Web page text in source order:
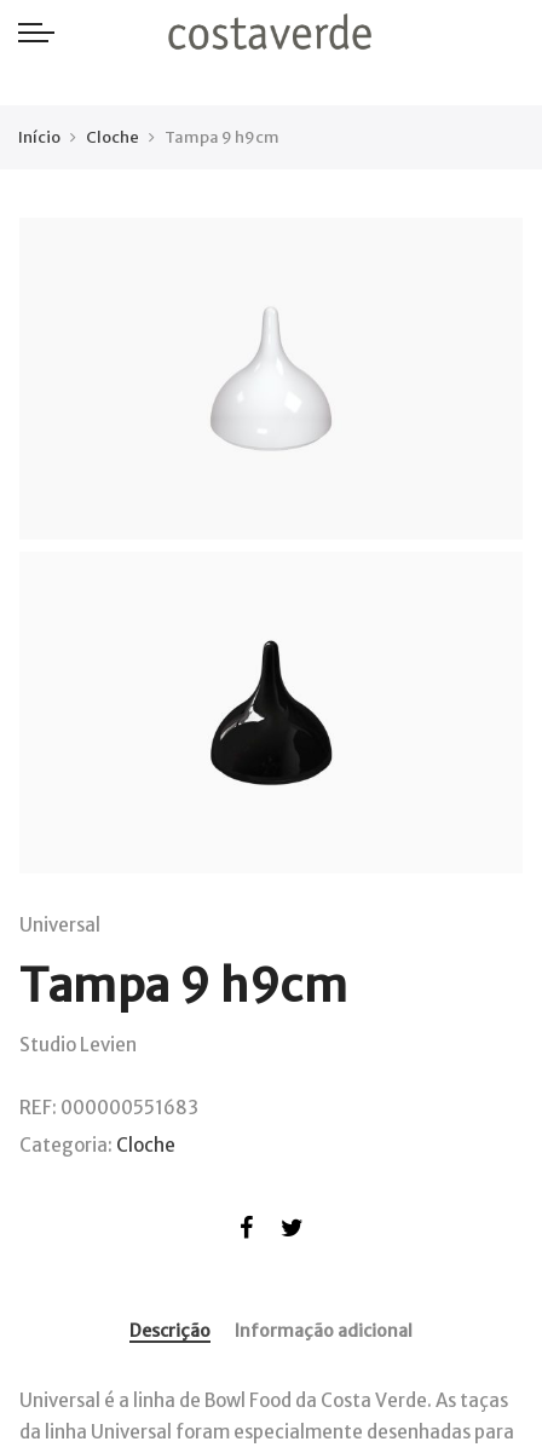
Início Cloche Tampa 9 h9cm
Universal
Tampa 9 h9cm
Studio Levien
REF: 000000551683
Categoria: Cloche
Descrição Informação adicional
Universal é a linha de Bowl Food da Costa Verde. As taças
da linha Universal foram especialmente desenhadas para